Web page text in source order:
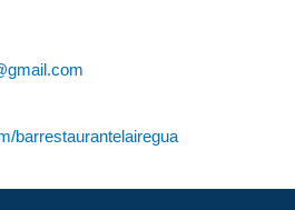
barrestaurantelairegua